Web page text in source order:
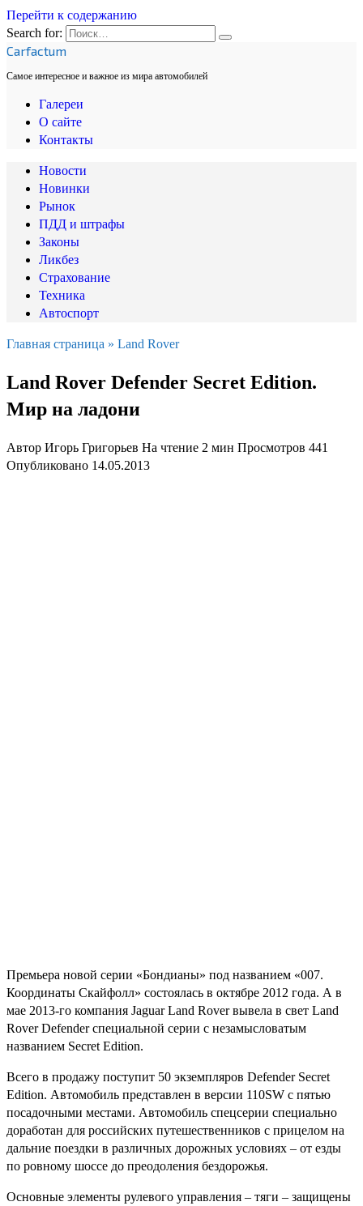
Перейти к содержанию
Search for:
Carfactum
Самое интересное и важное из мира автомобилей
Галереи
О сайте
Контакты
Новости
Новинки
Рынок
ПДД и штрафы
Законы
Ликбез
Страхование
Техника
Автоспорт
Главная страница » Land Rover
Land Rover Defender Secret Edition.
Мир на ладони
Автор Игорь Григорьев На чтение 2 мин Просмотров 441
Опубликовано 14.05.2013
Премьера новой серии «Бондианы» под названием «007.
Координаты Скайфолл» состоялась в октябре 2012 года. А в
мае 2013-го компания Jaguar Land Rover вывела в свет Land
Rover Defender специальной серии с незамысловатым
названием Secret Edition.
Всего в продажу поступит 50 экземпляров Defender Secret
Edition. Автомобиль представлен в версии 110SW с пятью
посадочными местами. Автомобиль спецсерии специально
доработан для российских путешественников с прицелом на
дальние поездки в различных дорожных условиях – от езды
по ровному шоссе до преодоления бездорожья.
Основные элементы рулевого управления – тяги – защищены